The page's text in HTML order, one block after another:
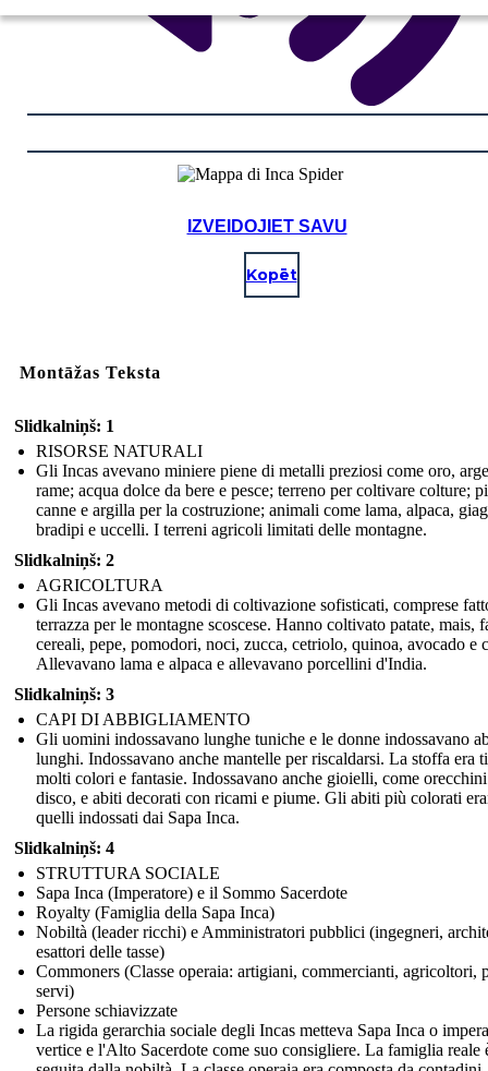
IZVEIDOJIET SAVU
Kopēt
Montāžas Teksta
Slidkalniņš: 1
RISORSE NATURALI
Gli Incas avevano miniere piene di metalli preziosi come oro,
rame; acqua dolce da bere e pesce; terreno per coltivare colture;
canne e argilla per la costruzione; animali come lama, alpaca,
bradipi e uccelli. I terreni agricoli limitati delle montagne.
Slidkalniņš: 2
AGRICOLTURA
Gli Incas avevano metodi di coltivazione sofisticati, comprese
terrazza per le montagne scoscese. Hanno coltivato patate, mais,
cereali, pepe, pomodori, noci, zucca, cetriolo, quinoa, avocado e
Allevavano lama e alpaca e allevavano porcellini d'India.
Slidkalniņš: 3
CAPI DI ABBIGLIAMENTO
Gli uomini indossavano lunghe tuniche e le donne indossavano
lunghi. Indossavano anche mantelle per riscaldarsi. La stoffa era
molti colori e fantasie. Indossavano anche gioielli, come
disco, e abiti decorati con ricami e piume. Gli abiti più colorati
quelli indossati dai Sapa Inca.
Slidkalniņš: 4
STRUTTURA SOCIALE
Sapa Inca (Imperatore) e il Sommo Sacerdote
Royalty (Famiglia della Sapa Inca)
Nobiltà (leader ricchi) e Amministratori pubblici (ingegneri,
esattori delle tasse)
Commoners (Classe operaia: artigiani, commercianti, agricoltori,
servi)
Persone schiavizzate
La rigida gerarchia sociale degli Incas metteva Sapa Inca o
vertice e l'Alto Sacerdote come suo consigliere. La famiglia reale